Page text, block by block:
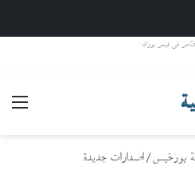
في فيس بووك
بورخيس/اصدارات جديدة